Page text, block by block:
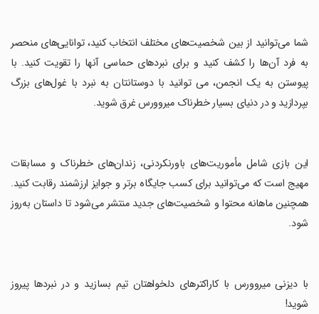
‏شما می‌توانید از بین شخصیت‌های مختلف انتخاب کنید، توانایی‌های منحصر
به فرد آن‌ها را کشف کنید و برای نبردهای حماسی آنها را تقویت کنید. با
پیوستن به یک انجمن، می توانید با دوستانتان به نبرد با غول‌های بزرگ
بپردازید و در دنیای بسیار خطرناک میروورس غرق شوید.
‏این بازی شامل مأموریت‌های باورنکردنی، زندان‌های خطرناک و مسابقات
مهیج است که می‌توانید برای کسب جایگاه برتر و جوایز ارزشمند رقابت کنید.
همچنین ماهانه محتوا و شخصیت‌های جدید منتشر می‌شود تا داستان به‌روز
شود.
‏با دیزنی میروورس با کاراکترهای دلخواهتان تیم بسازید و در نبردها پیروز
شوید!